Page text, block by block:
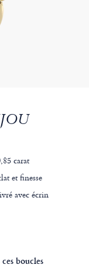
carat
et finesse
avec écrin
boucles